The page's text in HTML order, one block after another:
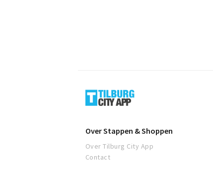
Tilburg
Over Stappen & Shoppen
Over Tilburg City App
Contact